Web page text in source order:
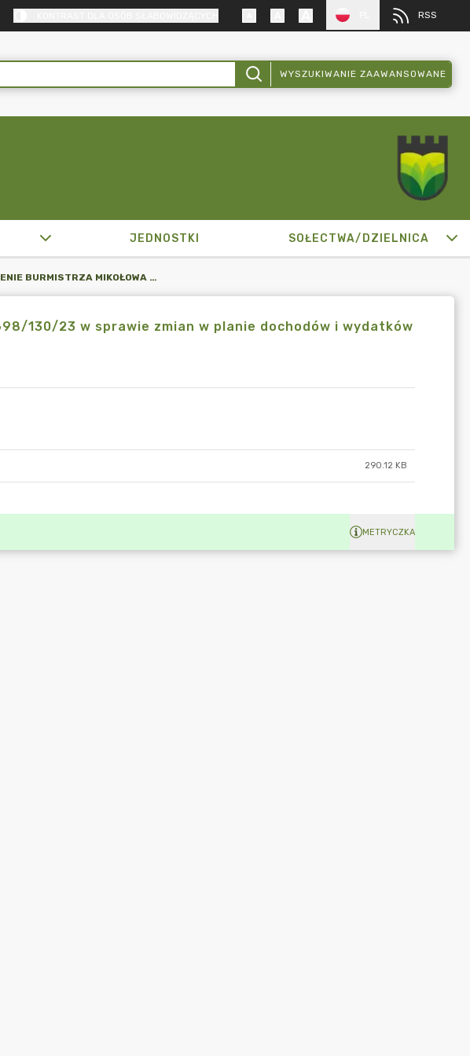
RSS
WYSZUKIWANIE ZAAWANSOWANE
JEDNOSTKI SOŁECTWA/DZIELNICA
ZARZĄDZENIE BURMISTRZA MIKOŁOWA NR 1698/130/23 W SPRAWIE ZMIAN W PLANIE DOCHODÓW I WYDATKÓW MIASTA MIKOŁOWA NA 2023 ROK
130/23 w sprawie zmian w planie dochodów i wydatków
290.12 KB
METRYCZKA